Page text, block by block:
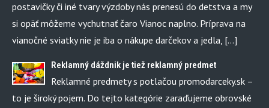
postavičky či iné tvary výzdoby nás prenesú do detstva a my
si opäť môžeme vychutnať čaro Vianoc naplno. Príprava na
vianočné sviatky nie je iba o nákupe darčekov a jedla, […]
Reklamný dáždnik je tiež reklamný predmet
Reklamné predmety s potlačou promodarceky.sk –
to je široký pojem. Do tejto kategórie zaraďujeme obrovské